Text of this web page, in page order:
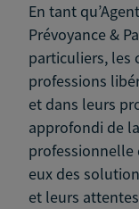
En tant
Prévoyance &
particuliers, les
professions
et dans leurs
approfondi de
professionnelle
eux des
et leurs